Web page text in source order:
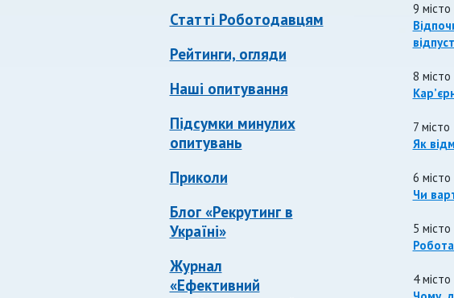
Статті Роботодавцям
Рейтинги, огляди
Наші опитування
Підсумки минулих
опитувань
Приколи
Блог «Рекрутинг в
Україні»
Журнал
«Ефективний
9 місто
8 місто
7 місто
Як
6 місто
Чи
5 місто
4 місто